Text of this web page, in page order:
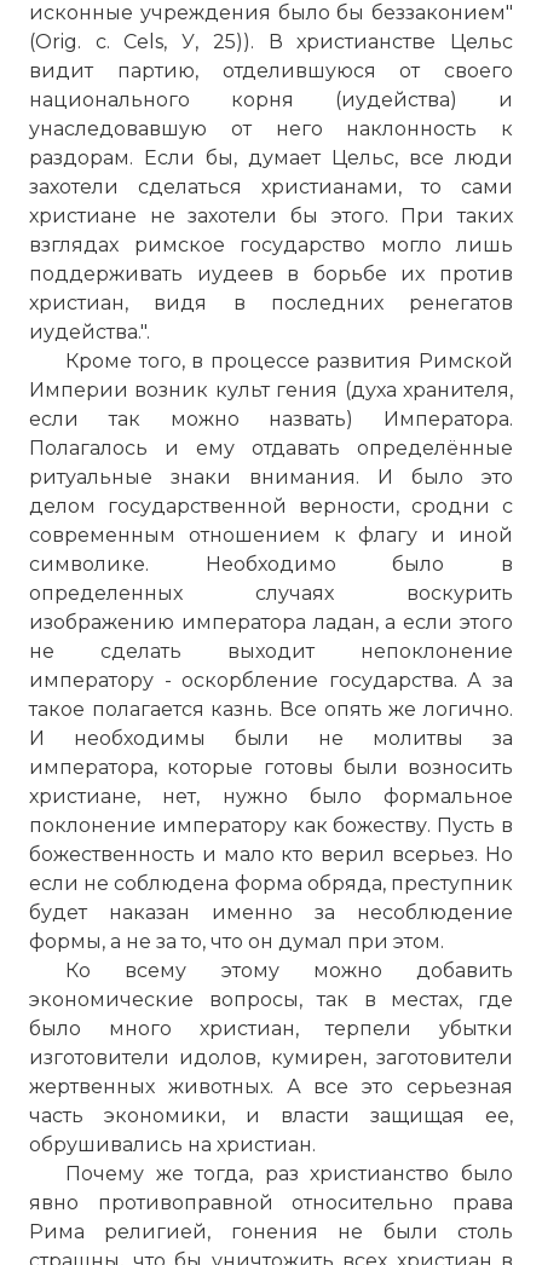
исконные учреждения было бы беззаконием"
(Orig. с. Cels, У, 25)). В христианстве Цельс
видит партию, отделившуюся от своего
национального корня (иудейства) и
унаследовавшую от него наклонность к
раздорам. Если бы, думает Цельс, все люди
захотели сделаться христианами, то сами
христиане не захотели бы этого. При таких
взглядах римское государство могло лишь
поддерживать иудеев в борьбе их против
христиан, видя в последних ренегатов
иудейства.".
Кроме того, в процессе развития Римской
Империи возник культ гения (духа хранителя,
если так можно назвать) Императора.
Полагалось и ему отдавать определённые
ритуальные знаки внимания. И было это
делом государственной верности, сродни с
современным отношением к флагу и иной
символике. Необходимо было в
определенных случаях воскурить
изображению императора ладан, а если этого
не сделать выходит непоклонение
императору - оскорбление государства. А за
такое полагается казнь. Все опять же логично.
И необходимы были не молитвы за
императора, которые готовы были возносить
христиане, нет, нужно было формальное
поклонение императору как божеству. Пусть в
божественность и мало кто верил всерьез. Но
если не соблюдена форма обряда, преступник
будет наказан именно за несоблюдение
формы, а не за то, что он думал при этом.
Ко всему этому можно добавить
экономические вопросы, так в местах, где
было много христиан, терпели убытки
изготовители идолов, кумирен, заготовители
жертвенных животных. А все это серьезная
часть экономики, и власти защищая ее,
обрушивались на христиан.
Почему же тогда, раз христианство было
явно противоправной относительно права
Рима религией, гонения не были столь